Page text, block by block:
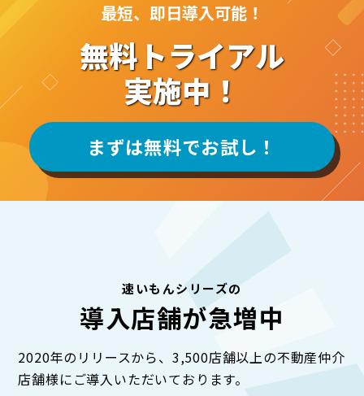
最短、即日導入可能！
無料トライアル
実施中！
まずは無料でお試し！
速いもんシリーズの
導入店舗が急増中
2020年のリリースから、3,500店舗以上の不動産仲介
店舗様にご導入いただいております。